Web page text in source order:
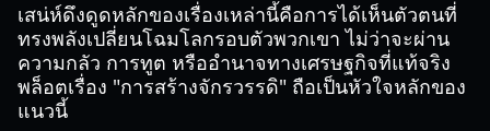
เสน่ห์ดึงดูดหลักของเรื่องเหล่านี้คือการได้เห็นตัวตนที่
ทรงพลังเปลี่ยนโฉมโลกรอบตัวพวกเขา ไม่ว่าจะผ่าน
ความกลัว การทูต หรืออำนาจทางเศรษฐกิจที่แท้จริง
พล็อตเรื่อง "การสร้างจักรวรรดิ" ถือเป็นหัวใจหลักของ
แนวนี้